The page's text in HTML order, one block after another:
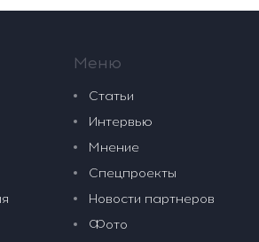
Меню
Статьи
Интервью
Мнение
Спецпроекты
Новости партнеров
Фото